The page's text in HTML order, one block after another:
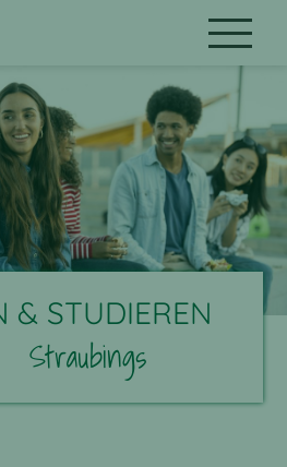
& STUDIEREN
Straubings